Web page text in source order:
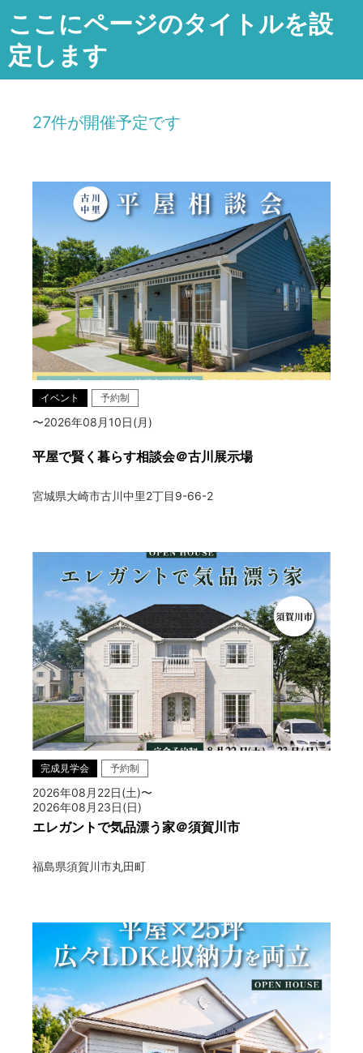
ここにページのタイトルを設
定します
27件が開催予定です
イベント 予約制
〜2026年08月10日(月)
平屋で賢く暮らす相談会＠古川展示場
宮城県大崎市古川中里2丁目9-66-2
完成見学会 予約制
2026年08月22日(土)〜
2026年08月23日(日)
エレガントで気品漂う家＠須賀川市
福島県須賀川市丸田町